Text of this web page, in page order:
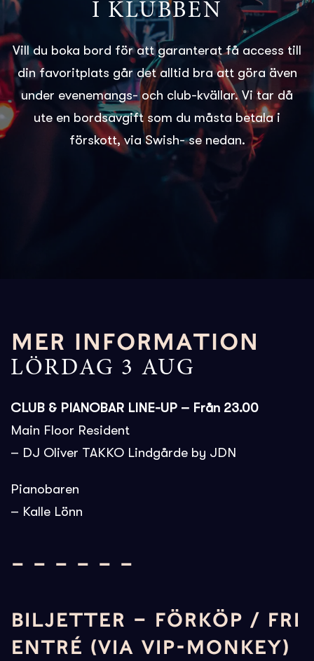
I KLUBBEN
Vill du boka bord för att garanterat få access till
din favoritplats går det alltid bra att göra även
under evenemangs- och club-kvällar. Vi tar då
ute en bordsavgift som du måsta betala i
förskott, via Swish- se nedan.
MER INFORMATION
LÖRDAG 3 AUG
CLUB & PIANOBAR LINE-UP – Från 23.00
Main Floor Resident
– DJ Oliver TAKKO Lindgårde by JDN
Pianobaren
– Kalle Lönn
– – – – – –
BILJETTER – FÖRKÖP / FRI
ENTRÉ (VIA VIP-MONKEY)